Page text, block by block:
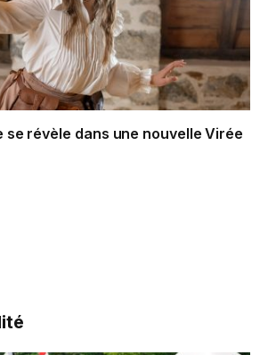
révèle dans une nouvelle Virée